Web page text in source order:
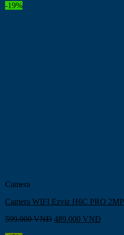
-19%
Camera
Camera WIFI Ezviz H6C PRO 2MP
599.000VNĐ 489.000 VNĐ